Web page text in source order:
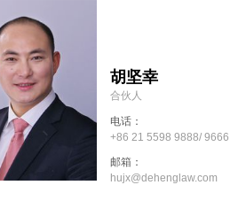
胡坚幸
合伙人
电话：
+86 21 5598 9888/ 9666
邮箱：
hujx@dehenglaw.com